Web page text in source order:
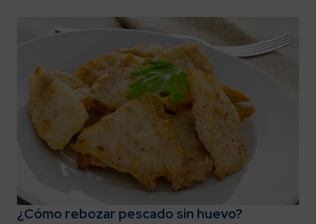
¿Cómo rebozar pescado sin huevo?